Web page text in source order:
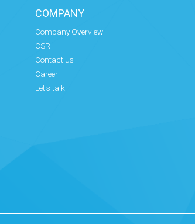
COMPANY
Company Overview
CSR
Contact us
Career
Let's talk